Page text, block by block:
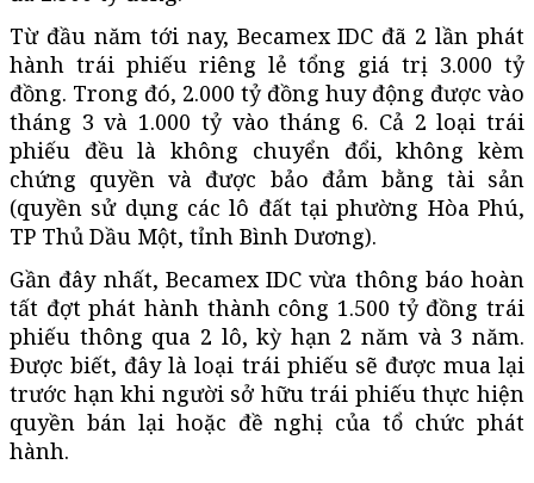
Từ đầu năm tới nay, Becamex IDC đã 2 lần phát
hành trái phiếu riêng lẻ tổng giá trị 3.000 tỷ
đồng. Trong đó, 2.000 tỷ đồng huy động được vào
tháng 3 và 1.000 tỷ vào tháng 6. Cả 2 loại trái
phiếu đều là không chuyển đổi, không kèm
chứng quyền và được bảo đảm bằng tài sản
(quyền sử dụng các lô đất tại phường Hòa Phú,
TP Thủ Dầu Một, tỉnh Bình Dương).
Gần đây nhất, Becamex IDC vừa thông báo hoàn
tất đợt phát hành thành công 1.500 tỷ đồng trái
phiếu thông qua 2 lô, kỳ hạn 2 năm và 3 năm.
Được biết, đây là loại trái phiếu sẽ được mua lại
trước hạn khi người sở hữu trái phiếu thực hiện
quyền bán lại hoặc đề nghị của tổ chức phát
hành.